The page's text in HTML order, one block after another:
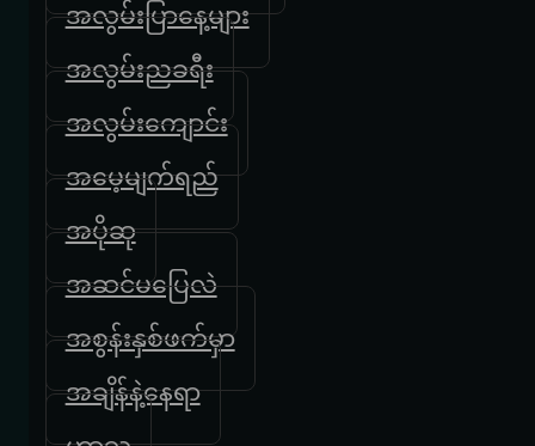
အလွမ်းပြာနေ့များ
အလွမ်းညခရီး
အလွမ်းကျောင်း
အမေ့မျက်ရည်
အပိုဆု
အဆင်မပြေလဲ
အစွန်းနှစ်ဖက်မှာ
အချိန်နဲ့နေရာ